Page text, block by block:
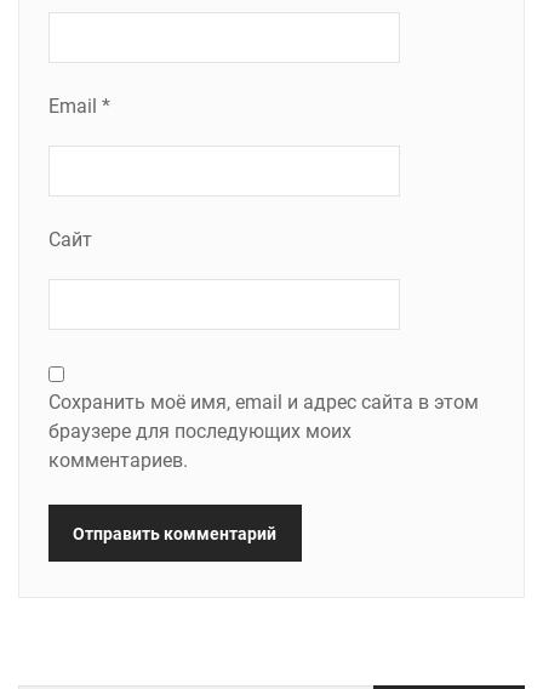
Email *
Сайт
Сохранить моё имя, email и адрес сайта в этом
браузере для последующих моих
комментариев.